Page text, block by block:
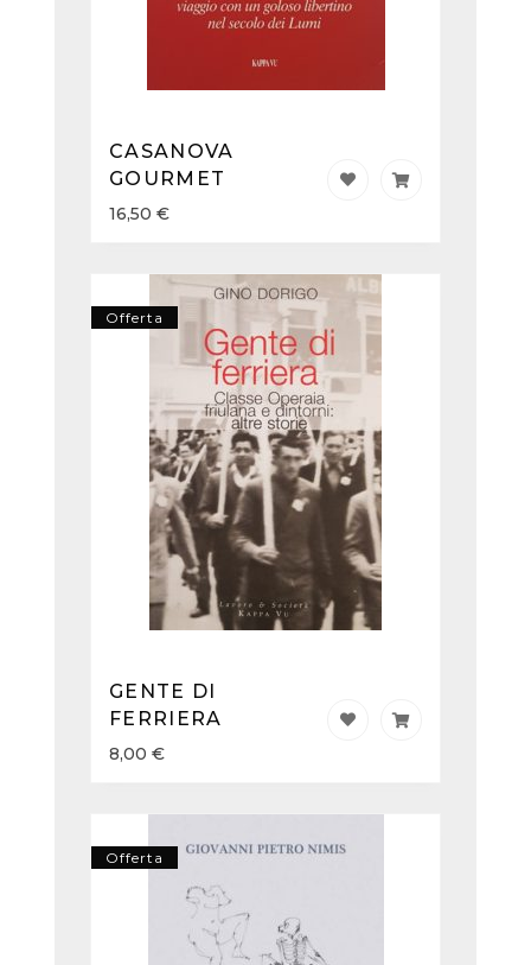
CASANOVA
GOURMET
16,50 €
Offerta
GENTE DI
FERRIERA
8,00 €
Offerta